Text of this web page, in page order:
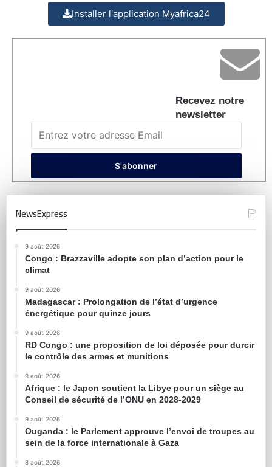
Installer l'application Myafrica24
Recevez notre
newsletter
NewsExpress
9 août 2026
Congo : Brazzaville adopte son plan d’action pour le
climat
9 août 2026
Madagascar : Prolongation de l’état d’urgence
énergétique pour quinze jours
9 août 2026
RD Congo : une proposition de loi déposée pour durcir
le contrôle des armes et munitions
9 août 2026
Afrique : le Japon soutient la Libye pour un siège au
Conseil de sécurité de l’ONU en 2028-2029
9 août 2026
Ouganda : le Parlement approuve l’envoi de troupes au
sein de la force internationale à Gaza
8 août 2026